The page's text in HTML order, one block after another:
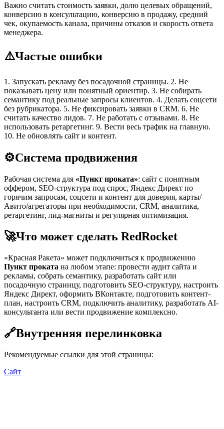
Важно считать стоимость заявки, долю целевых обращений,
конверсию в консультацию, конверсию в продажу, средний
чек, окупаемость канала, причины отказов и скорость ответа
менеджера.
⚠️Частые ошибки
1. Запускать рекламу без посадочной страницы. 2. Не
показывать цену или понятный ориентир. 3. Не собирать
семантику под реальные запросы клиентов. 4. Делать соцсети
без рубрикатора. 5. Не фиксировать заявки в CRM. 6. Не
считать качество лидов. 7. Не работать с отзывами. 8. Не
использовать ретаргетинг. 9. Вести весь трафик на главную.
10. Не обновлять сайт и контент.
⚙️Система продвижения
Рабочая система для «Пункт проката»: сайт с понятным
оффером, SEO-структура под спрос, Яндекс Директ по
горячим запросам, соцсети и контент для доверия, карты/
Авито/агрегаторы при необходимости, CRM, аналитика,
ретаргетинг, лид-магниты и регулярная оптимизация.
🚀Что может сделать RedRocket
«Красная Ракета» может подключиться к продвижению
Пункт проката на любом этапе: провести аудит сайта и
рекламы, собрать семантику, разработать сайт или
посадочную страницу, подготовить SEO-структуру, настроить
Яндекс Директ, оформить ВКонтакте, подготовить контент-
план, настроить CRM, подключить аналитику, разработать AI-
консультанта или вести продвижение комплексно.
🔗Внутренняя перелинковка
Рекомендуемые ссылки для этой страницы:
Сайт